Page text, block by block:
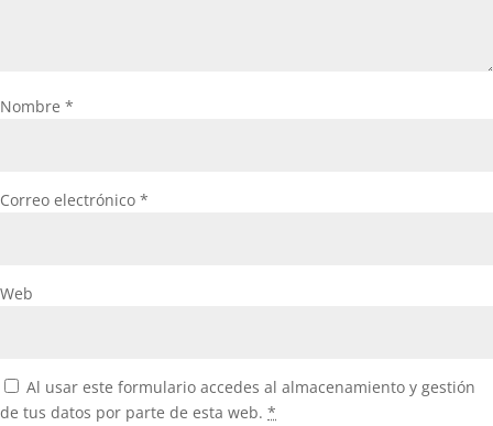
Nombre *
Correo electrónico *
Web
Al usar este formulario accedes al almacenamiento y gestión
de tus datos por parte de esta web. *